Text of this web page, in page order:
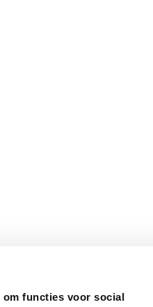
om functies voor social